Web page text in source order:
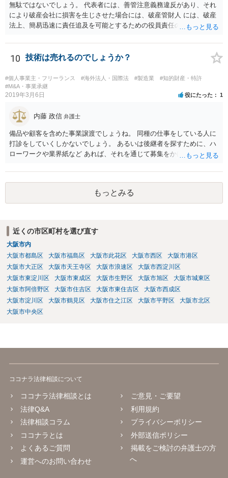
無駄ではないでしょう。 代表者には、善管注意義務違反があり、それ
により破産会社に損害を生じさせた場合には、破産管財人 には、破産
法上、簡易迅速に責任追及を可能とするための役員責任の査定申立て
10 技術は売れるのでしょうか？
#個人事業主・フリーランス #海外法人・国際法 #製造業
#知的財産・特許
#M&A・事業承継
2019年3月6日 役にたった 1
内藤 政信 弁護士
備品や顧客を含めた事業譲渡でしょうね。 同種の仕事をしている人に
打診をしていくしかないでしょう。 あるいは後継者を探すために、ハ
ローワークや業界紙など あれば、それを通じて募集をかけてみるか。
もっとみる
近くの市区町村を選び直す
大阪市内
大阪市都島区
大阪市福島区 大阪市此花区 大阪市西区
大阪市港区
大阪市大正区
大阪市天王寺区 大阪市浪速区
大阪市西淀川区
大阪市東淀川区
大阪市東成区 大阪市生野区 大阪市旭区
大阪市城東区
大阪市阿倍野区
大阪市住吉区 大阪市東住吉区
大阪市西成区
大阪市淀川区
大阪市鶴見区 大阪市住之江区 大阪市平野区
大阪市北区
大阪市中央区
ココナラ法律相談について
ココナラ法律相談とは
法律Q&A
法律相談コラム
ココナラとは
よくあるご質問
運営へのお問い合わせ
ご意見・ご要望
利用規約
プライバシーポリシー
外部送信ポリシー
掲載をご検討の弁護士の方
へ